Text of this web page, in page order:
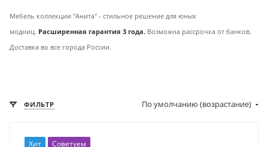
Мебель коллекции "Анита" - стильное решение для юных
модниц. Расширенная гарантия 3 года. Возможна рассрочка от банков.
Доставка во все города России.
ФИЛЬТР По умолчанию (возрастание)
Хит Советуем